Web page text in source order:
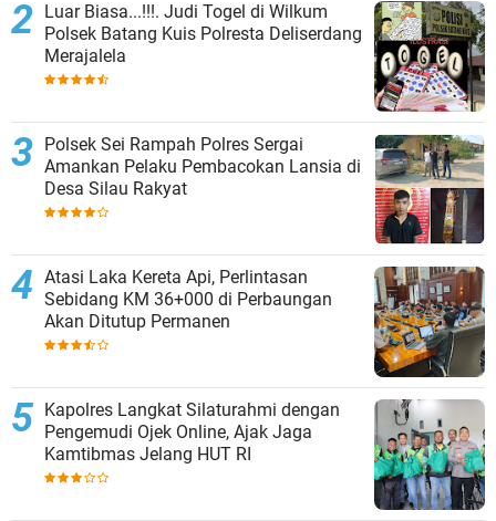
Luar Biasa...!!!. Judi Togel di Wilkum
Polsek Batang Kuis Polresta Deliserdang
Merajalela
Polsek Sei Rampah Polres Sergai
Amankan Pelaku Pembacokan Lansia di
Desa Silau Rakyat
Atasi Laka Kereta Api, Perlintasan
Sebidang KM 36+000 di Perbaungan
Akan Ditutup Permanen
Kapolres Langkat Silaturahmi dengan
Pengemudi Ojek Online, Ajak Jaga
Kamtibmas Jelang HUT RI